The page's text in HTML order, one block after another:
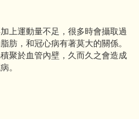
上運動量不足，很多時會攝取過
肪，和冠心病有著莫大的關係。
聚於血管內壁，久而久之會造成
。